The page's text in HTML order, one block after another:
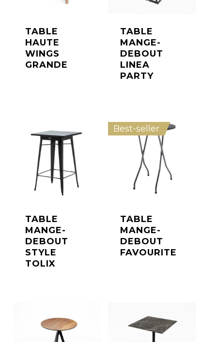
TABLE
HAUTE
WINGS
GRANDE
TABLE
MANGE-
DEBOUT
LINEA
PARTY
TABLE
MANGE-
DEBOUT
STYLE
TOLIX
Best-seller
TABLE
MANGE-
DEBOUT
FAVOURITE